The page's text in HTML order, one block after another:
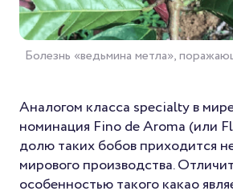
Болезнь «ведьмина метла»,
Аналогом класса specialty в
номинация Fino de Aroma (или
долю таких бобов приходится
мирового производства.
особенностью такого какао